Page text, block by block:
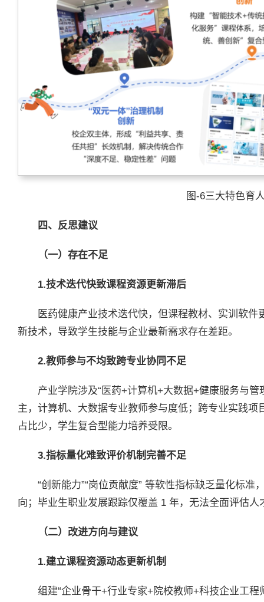
图-6三大特色育
四、反思建议
（一）存在不足
1.技术迭代快致课程资源更新滞后
医药健康产业技术迭代快，但课程教材、实训软
新技术，导致学生技能与企业最新需求存在差距。
2.教师参与不均致跨专业协同不足
产业学院涉及“医药+计算机+大数据+健康服务与
主，计算机、大数据专业教师参与度低；跨专业实践项
占比少，学生复合型能力培养受限。
3.指标量化难致评价机制完善不足
“创新能力”“岗位贡献度” 等软性指标缺乏量化标准
向；毕业生职业发展跟踪仅覆盖 1 年，无法全面评估人
（二）改进方向与建议
1.建立课程资源动态更新机制
组建“企业骨干+行业专家+院校教师+科技企业工